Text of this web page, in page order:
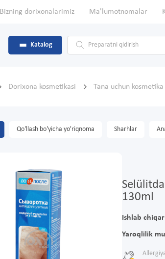
Bizning dorixonalarimiz Ma'lumotnomalar
Katalog
Dorixona kosmetikasi Tana uchun kosmetika
Qo'llash bo'yicha yo'riqnoma Sharhlar
130ml
Ishlab
Yaroqlilik